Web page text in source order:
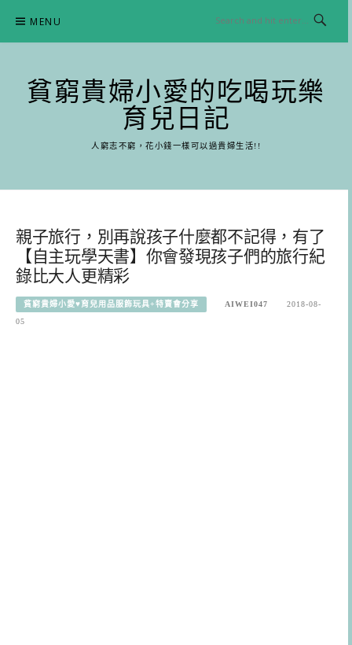
content
MENU
貧窮貴婦小愛的吃喝玩樂
育兒日記
人窮志不窮，花小錢一樣可以過貴婦生活!!
親子旅行，別再說孩子什麼都不記得，有了
【自主玩學天書】你會發現孩子們的旅行紀
錄比大人更精彩
貧窮貴婦小愛♥育兒用品服飾玩具+特賣會分享 AIWEI047
2018-08-
05